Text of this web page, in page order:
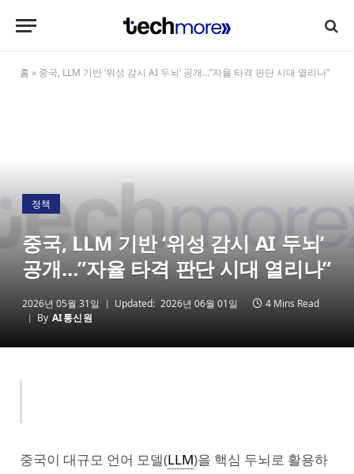
홈 » 중국, LLM 기반 ‘위성 감시 AI 두뇌’ 공개…”자율 타격 판단 시대 열리나”
정책
중국, LLM 기반 ‘위성 감시 AI 두뇌’
공개…”자율 타격 판단 시대 열리나”
2026년 05월 31일 Updated: 2026년 06월 01일
4 Mins Read
By AI통신원
중국이 대규모 언어 모델(LLM)을 핵심 두뇌로 활용하